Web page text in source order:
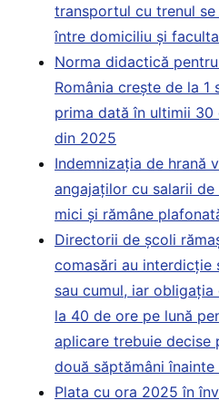
transportul cu trenul
între domiciliu și
Norma didactică
România crește de la
prima dată în ultimii 30
din 2025
Indemnizația de hrană
angajaților cu salarii
mici și rămâne
Directorii de școli
comasări au interdicție
sau cumul, iar
la 40 de ore pe lună
aplicare trebuie decise
două săptămâni
Plata cu ora 2025 în